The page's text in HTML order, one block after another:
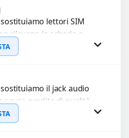
Preventivo
WhatsApp
lettori SIM
rilevano la scheda o
il segnale. Utilizziamo
e garantiti...
Preventivo
WhatsApp
il jack audio
causa perdita di qualità
di collegare cuffie